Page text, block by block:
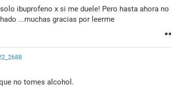
ibuprofeno x si me duele! Pero hasta ahora no
...muchas gracias por leerme
no tomes alcohol.